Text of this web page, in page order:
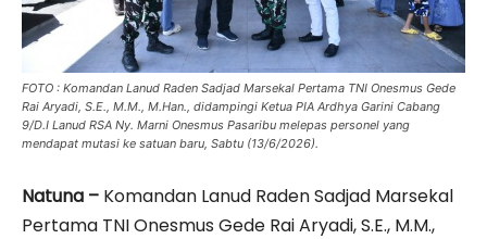
FOTO : Komandan Lanud Raden Sadjad Marsekal Pertama TNI Onesmus Gede
Rai Aryadi, S.E., M.M., M.Han., didampingi Ketua PIA Ardhya Garini Cabang
9/D.I Lanud RSA Ny. Marni Onesmus Pasaribu melepas personel yang
mendapat mutasi ke satuan baru, Sabtu (13/6/2026).
Natuna – Komandan Lanud Raden Sadjad Marsekal
Pertama TNI Onesmus Gede Rai Aryadi, S.E., M.M.,